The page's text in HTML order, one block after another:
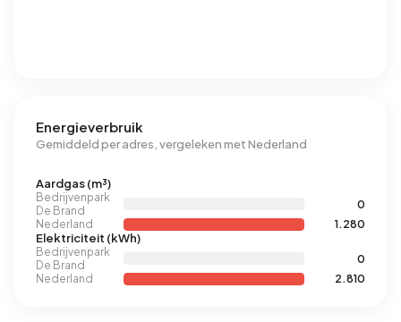
Energieverbruik
Gemiddeld per adres, vergeleken met Nederland
Aardgas (m³)
Bedrijvenpark
De Brand
0
Nederland
1.280
Elektriciteit (kWh)
Bedrijvenpark
De Brand
0
Nederland
2.810